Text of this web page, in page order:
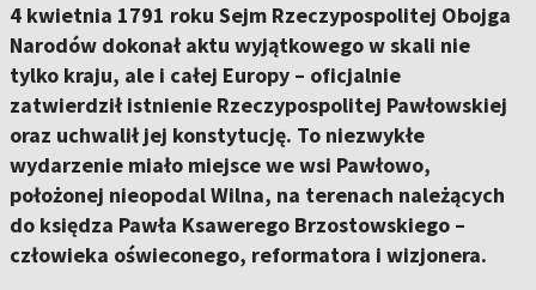
4 kwietnia 1791 roku Sejm Rzeczypospolitej Obojga
Narodów dokonał aktu wyjątkowego w skali nie
tylko kraju, ale i całej Europy – oficjalnie
zatwierdził istnienie Rzeczypospolitej Pawłowskiej
oraz uchwalił jej konstytucję. To niezwykłe
wydarzenie miało miejsce we wsi Pawłowo,
położonej nieopodal Wilna, na terenach należących
do księdza Pawła Ksawerego Brzostowskiego –
człowieka oświeconego, reformatora i wizjonera.